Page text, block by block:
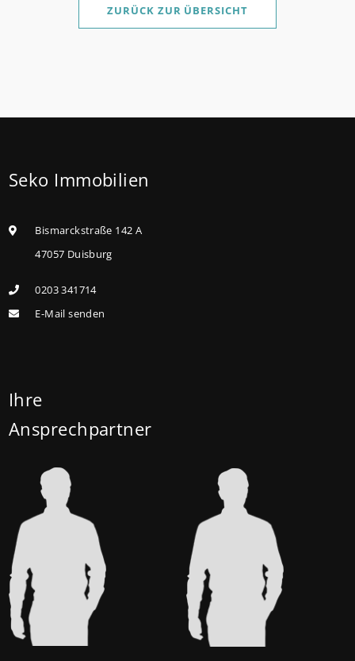
Sanierung in Einzelmaßnahmen ab sofort möglich
kaufen, die sie selbst bewohnen und sanieren,
höheren Kreditbetrag bei der KfW beantragen. Für
Familien mit einem Kind steigt der
Euro, für Familien mit zwei Kindern auf 160.000 Euro
(vorher: 125.000 Euro) und für Familien mit drei und
Heute liegt der Zinssatz für ein Darlehen mit 35
Prozent effektiv. (mehr …)
ZURÜCK ZUR ÜBERSICHT
Seko Immobilien
Bismarckstraße 142 A
47057 Duisburg
0203 341714
E-Mail senden
Ihre
Ansprechpartner